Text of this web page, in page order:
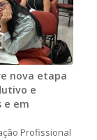
nova etapa
e
e em
Profissional